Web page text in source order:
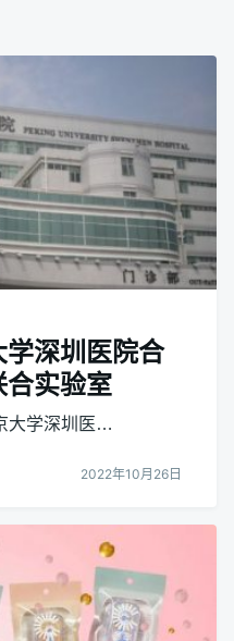
深圳医院合
合实验室
大学深圳医…
2022年10月26日